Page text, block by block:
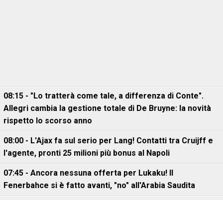
08:15 - "Lo tratterà come tale, a differenza di Conte".
Allegri cambia la gestione totale di De Bruyne: la novità
rispetto lo scorso anno
08:00 - L'Ajax fa sul serio per Lang! Contatti tra Cruijff e
l'agente, pronti 25 milioni più bonus al Napoli
07:45 - Ancora nessuna offerta per Lukaku! Il
Fenerbahce si è fatto avanti, "no" all'Arabia Saudita